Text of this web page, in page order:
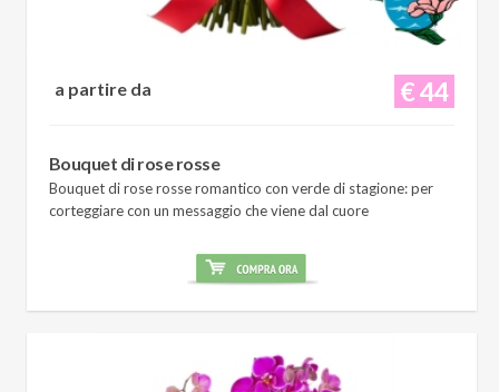
€ 44
a partire da
Bouquet di rose rosse
Bouquet di rose rosse romantico con verde di stagione: per
corteggiare con un messaggio che viene dal cuore